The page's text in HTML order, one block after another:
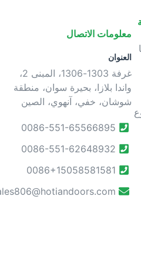
معلومات الاتصال
العنوان
غرفة 1303-1306، المبنى 2،
واندا بلازا، بحيرة سوان، منطقة
شوشان، خفي، آنهوي، الصين
0086-551-65566895
0086-551-62648932
0086+15058581581